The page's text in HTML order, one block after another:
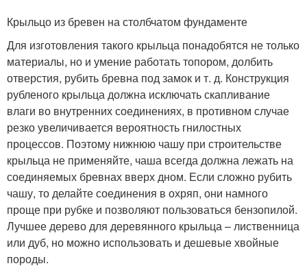
Крыльцо из бревен на столбчатом фундаменте
Для изготовления такого крыльца понадобятся не только
материалы, но и умение работать топором, долбить
отверстия, рубить бревна под замок и т. д. Конструкция
рубленого крыльца должна исключать скапливание
влаги во внутренних соединениях, в противном случае
резко увеличивается вероятность гнилостных
процессов. Поэтому нижнюю чашу при строительстве
крыльца не применяйте, чаша всегда должна лежать на
соединяемых бревнах вверх дном. Если сложно рубить
чашу, то делайте соединения в охряп, они намного
проще при рубке и позволяют пользоваться бензопилой.
Лучшее дерево для деревянного крыльца – лиственница
или дуб, но можно использовать и дешевые хвойные
породы.